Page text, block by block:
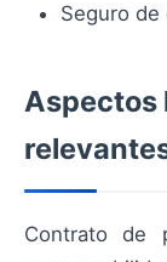
Seguro de
Aspectos
Contrato de